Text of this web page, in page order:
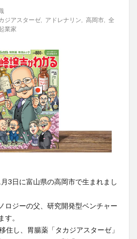
ジアスターゼ, アドレナリン 高岡市, 全
業家
3日に富山県の高岡市で生まれまし
ロジーの父、研究開発型ベンチャー
。
住し、胃腸薬「タカジアスターゼ」